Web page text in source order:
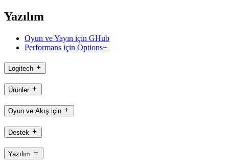
Yazılım
Oyun ve Yayın için GHub
Performans için Options+
Logitech
Ürünler
Oyun ve Akış için
Destek
Yazılım